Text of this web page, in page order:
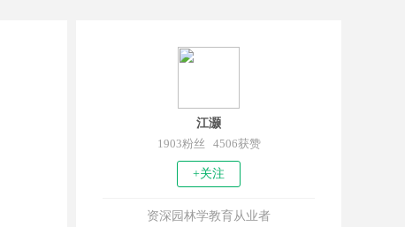
江灏
1903粉丝 4506获赞
+关注
资深园林学教育从业者